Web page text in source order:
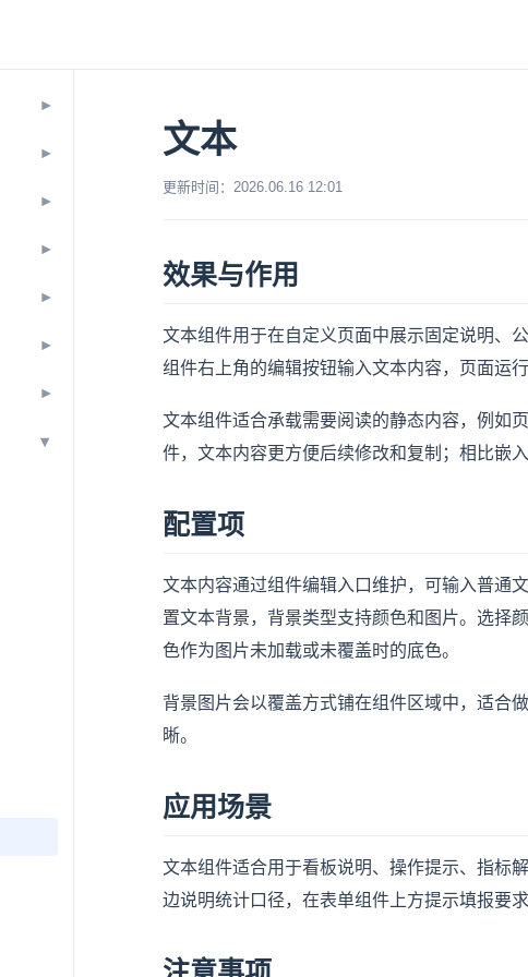
▾
▾
▾
▾
▾
▾
▾
▾
文本
更新时间：2026.06.16 12:01
效果与作用
文本组件用于在自定义页面中展示固定说明、
组件右上角的编辑按钮输入文本内容，页面运
文本组件适合承载需要阅读的静态内容，例如
件，文本内容更方便后续修改和复制；相比嵌
配置项
文本内容通过组件编辑入口维护，可输入普通
置文本背景，背景类型支持颜色和图片。选择
色作为图片未加载或未覆盖时的底色。
背景图片会以覆盖方式铺在组件区域中，适合
晰。
应用场景
文本组件适合用于看板说明、操作提示、指标
边说明统计口径，在表单组件上方提示填报要